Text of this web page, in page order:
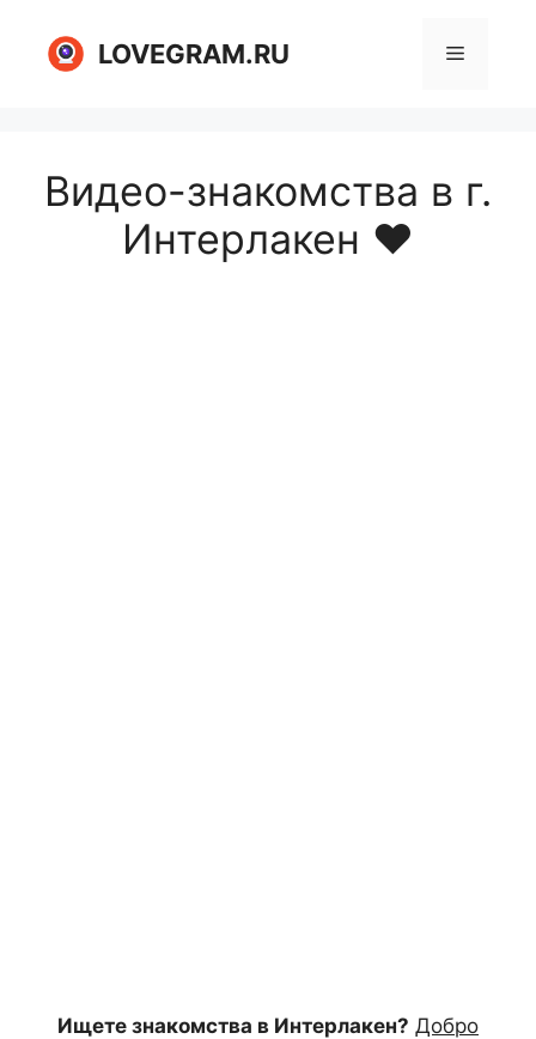
содержимому
LOVEGRAM.RU Меню
Видео-знакомства в г.
Интерлакен ❤️
Ищете знакомства в Интерлакен? Добро